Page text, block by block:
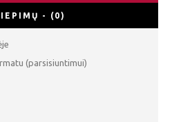
- (0)
(parsisiuntimui)